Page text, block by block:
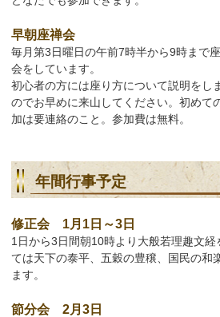
早朝座禅会
毎月第3日曜日の午前7時半から9時まで
会をしています。
初心者の方には座り方について説明をし
のでお早めに来山してください。初めて
加は要連絡のこと。参加費は無料。
年間行事予定
修正会 1月1日～3日
1日から3日間朝10時より大般若理趣文
ては天下の泰平、五穀の豊穣、国民の
ます。
節分会 2月3日